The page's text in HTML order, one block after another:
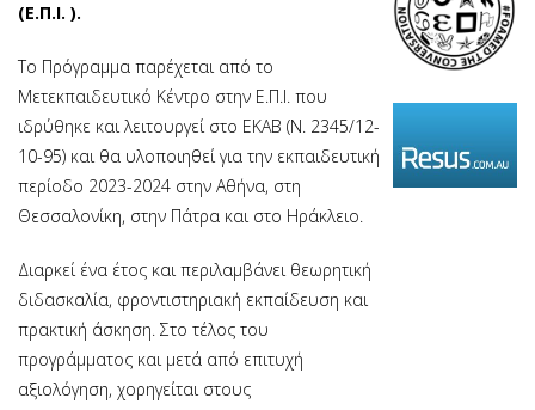
(Ε.Π.Ι. ).
Το Πρόγραμμα παρέχεται από το
Μετεκπαιδευτικό Κέντρο στην Ε.Π.Ι. που
ιδρύθηκε και λειτουργεί στο ΕΚΑΒ (Ν. 2345/12-
10-95) και θα υλοποιηθεί για την εκπαιδευτική
περίοδο 2023-2024 στην Αθήνα, στη
Θεσσαλονίκη, στην Πάτρα και στο Ηράκλειο.
Διαρκεί ένα έτος και περιλαμβάνει θεωρητική
διδασκαλία, φροντιστηριακή εκπαίδευση και
πρακτική άσκηση. Στο τέλος του
προγράμματος και μετά από επιτυχή
αξιολόγηση, χορηγείται στους